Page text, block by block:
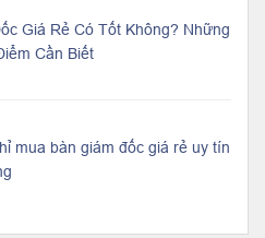
Giá Rẻ Có Tốt Không? Những
Cần Biết
mua bàn giám đốc giá rẻ uy tín